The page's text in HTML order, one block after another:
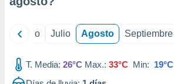
mediante
Junio Julio Agosto Septiembre
T. Media: 26°C Max.: 33°C Min: 19°C